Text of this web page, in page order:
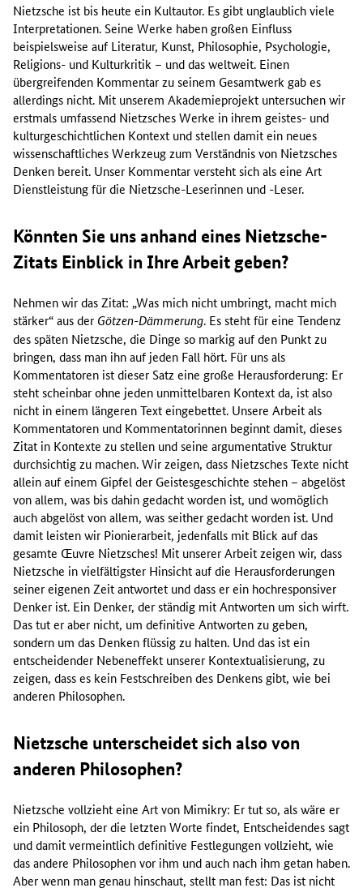
Nietzsche ist bis heute ein Kultautor. Es gibt unglaublich viele
Interpretationen. Seine Werke haben großen Einfluss
beispielsweise auf Literatur, Kunst, Philosophie, Psychologie,
Religions- und Kulturkritik – und das weltweit. Einen
übergreifenden Kommentar zu seinem Gesamtwerk gab es
allerdings nicht. Mit unserem Akademieprojekt untersuchen wir
erstmals umfassend Nietzsches Werke in ihrem geistes- und
kulturgeschichtlichen Kontext und stellen damit ein neues
wissenschaftliches Werkzeug zum Verständnis von Nietzsches
Denken bereit. Unser Kommentar versteht sich als eine Art
Dienstleistung für die Nietzsche-Leserinnen und -Leser.
Könnten Sie uns anhand eines Nietzsche-
Zitats Einblick in Ihre Arbeit geben?
Nehmen wir das Zitat: „Was mich nicht umbringt, macht mich
stärker“ aus der Götzen-Dämmerung. Es steht für eine Tendenz
des späten Nietzsche, die Dinge so markig auf den Punkt zu
bringen, dass man ihn auf jeden Fall hört. Für uns als
Kommentatoren ist dieser Satz eine große Herausforderung: Er
steht scheinbar ohne jeden unmittelbaren Kontext da, ist also
nicht in einem längeren Text eingebettet. Unsere Arbeit als
Kommentatoren und Kommentatorinnen beginnt damit, dieses
Zitat in Kontexte zu stellen und seine argumentative Struktur
durchsichtig zu machen. Wir zeigen, dass Nietzsches Texte nicht
allein auf einem Gipfel der Geistesgeschichte stehen – abgelöst
von allem, was bis dahin gedacht worden ist, und womöglich
auch abgelöst von allem, was seither gedacht worden ist. Und
damit leisten wir Pionierarbeit, jedenfalls mit Blick auf das
gesamte Œuvre Nietzsches! Mit unserer Arbeit zeigen wir, dass
Nietzsche in vielfältigster Hinsicht auf die Herausforderungen
seiner eigenen Zeit antwortet und dass er ein hochresponsiver
Denker ist. Ein Denker, der ständig mit Antworten um sich wirft.
Das tut er aber nicht, um definitive Antworten zu geben,
sondern um das Denken flüssig zu halten. Und das ist ein
entscheidender Nebeneffekt unserer Kontextualisierung, zu
zeigen, dass es kein Festschreiben des Denkens gibt, wie bei
anderen Philosophen.
Nietzsche unterscheidet sich also von
anderen Philosophen?
Nietzsche vollzieht eine Art von Mimikry: Er tut so, als wäre er
ein Philosoph, der die letzten Worte findet, Entscheidendes sagt
und damit vermeintlich definitive Festlegungen vollzieht, wie
das andere Philosophen vor ihm und auch nach ihm getan haben.
Aber wenn man genau hinschaut, stellt man fest: Das ist nicht